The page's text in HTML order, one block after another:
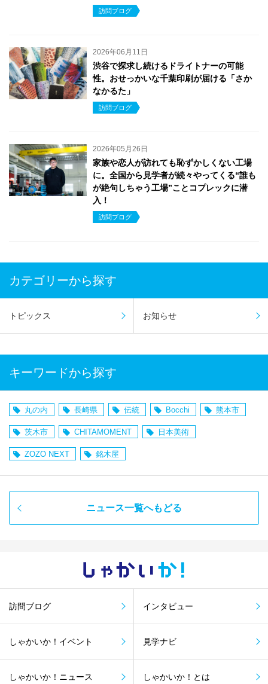
訪問ブログ
2026年06月11日
渋谷で探求し続けるドライトナーの可能
性。おせっかいな千葉印刷が届ける「さか
なかるた」
訪問ブログ
2026年05月26日
家族や恋人が訪れても恥ずかしくない工場
に。全国から見学者が続々やってくる“誰も
が絶句しちゃう工場”ことコプレックに潜
入！
訪問ブログ
カテゴリーから探す
トピックス お知らせ
キーワードから探す
丸の内 長崎県 伝統 Bocchi 熊本市
茨木市 CHITAMOMENT 日本美術
ZOZO NEXT 銘木屋
ニュース一覧へもどる
しゃかい か！
訪問ブログ インタビュー
しゃかいか！イベント 見学ナビ
しゃかいか！ニュース しゃかいか！とは